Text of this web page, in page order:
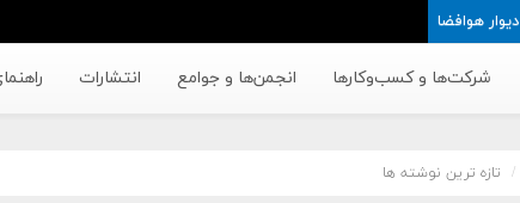
دیوار هوافضا
شرکت‌ها و کسب‌وکار‌ها انجمن‌ها و جوامع انتشارات
تازه ترین نوشته ها